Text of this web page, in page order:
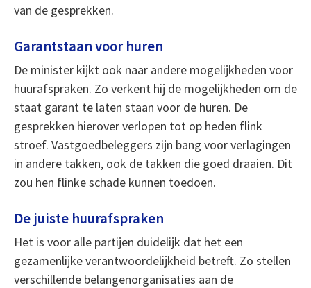
van de gesprekken.
Garantstaan voor huren
De minister kijkt ook naar andere mogelijkheden voor
huurafspraken. Zo verkent hij de mogelijkheden om de
staat garant te laten staan voor de huren. De
gesprekken hierover verlopen tot op heden flink
stroef. Vastgoedbeleggers zijn bang voor verlagingen
in andere takken, ook de takken die goed draaien. Dit
zou hen flinke schade kunnen toedoen.
De juiste huurafspraken
Het is voor alle partijen duidelijk dat het een
gezamenlijke verantwoordelijkheid betreft. Zo stellen
verschillende belangenorganisaties aan de